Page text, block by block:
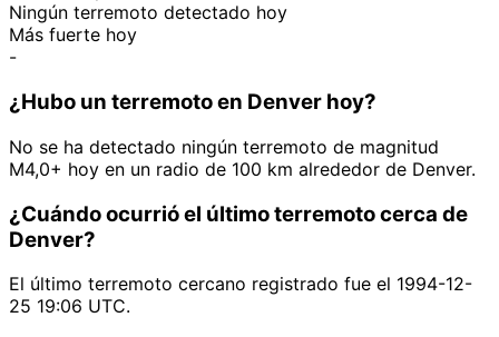
Ningún terremoto detectado hoy
Más fuerte hoy
-
¿Hubo un terremoto en Denver hoy?
No se ha detectado ningún terremoto de magnitud
M4,0+ hoy en un radio de 100 km alrededor de Denver.
¿Cuándo ocurrió el último terremoto cerca de
Denver?
El último terremoto cercano registrado fue el 1994-12-
25 19:06 UTC.